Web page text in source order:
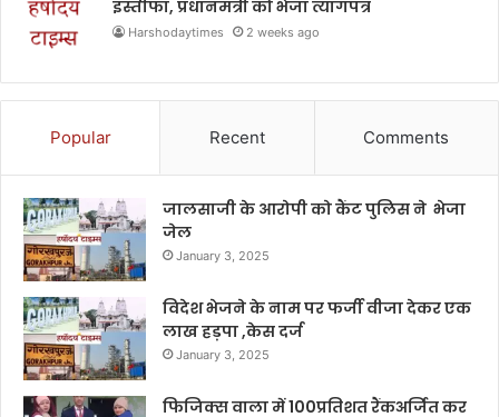
इस्तीफा, प्रधानमंत्री को भेजा त्यागपत्र
Harshodaytimes 2 weeks ago
Popular Recent Comments
जालसाजी के आरोपी को कैंट पुलिस ने भेजा
जेल
January 3, 2025
विदेश भेजने के नाम पर फर्जी वीजा देकर एक
लाख हड़पा ,केस दर्ज
January 3, 2025
फिजिक्स वाला में 100प्रतिशत रैंकअर्जित कर